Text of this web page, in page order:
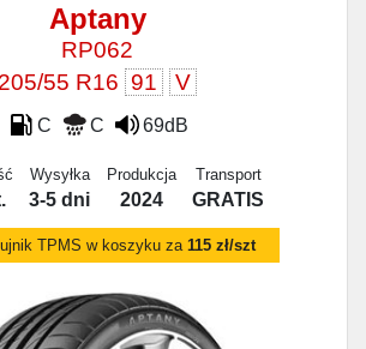
Aptany
RP062
205/55 R16 91 V
C C 69dB
Wysyłka
3-5 dni
Produkcja
2024
Transport
GRATIS
TPMS w koszyku za 115 zł/szt